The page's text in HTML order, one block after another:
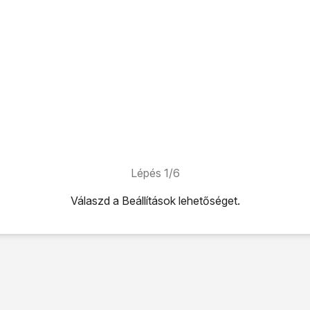
Lépés 1/6
Válaszd a Beállításoklehetőséget.
Storelehetőséget.